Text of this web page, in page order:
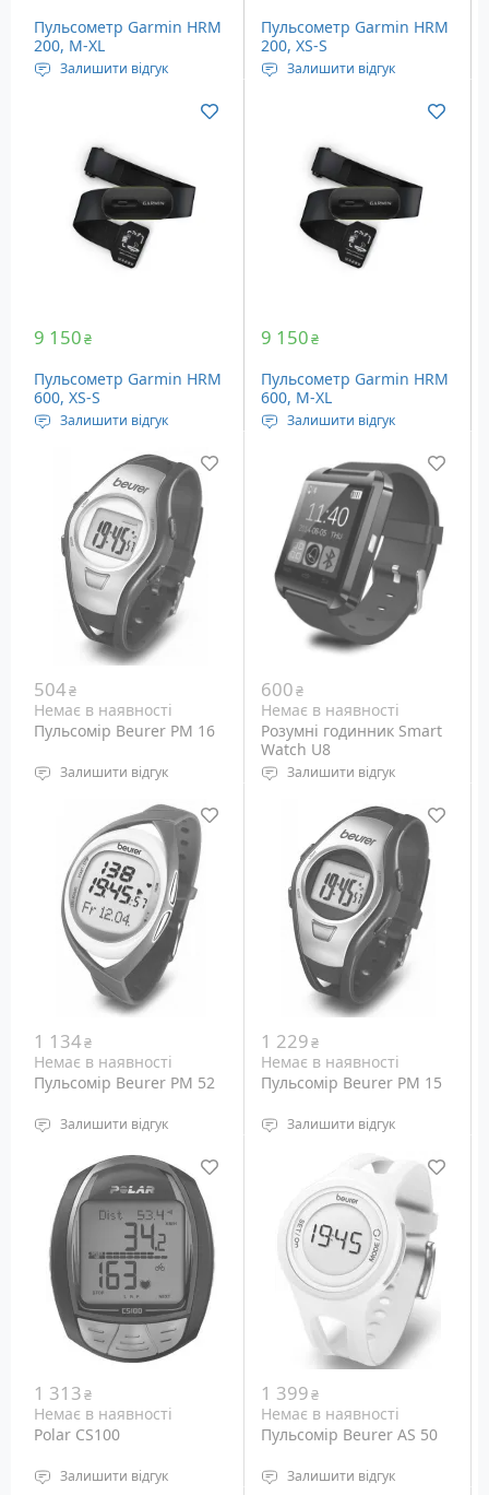
Пульсометр Garmin HRM
200, M-XL
Залишити відгук
Довжина ремінця: 720 –
Бездротове
підключення: Ant+,
Bluetooth 5.0
Батарея: CR2032
Вага: 63 грама
Пульсометр Garmin HRM
200, XS-S
Залишити відгук
Довжина ремінця: 560 –
Бездротове
підключення: Ant+,
Bluetooth
Батарея: CR2032
Вага: 56 грамів
9 150₴
Пульсометр Garmin HRM
600, XS-S
Залишити відгук
Довжина ремінця: 560 –
Бездротове
підключення: Ant+,
Bluetooth
Батарея: Li-Ion
Вага: 61 грам
9 150₴
Пульсометр Garmin HRM
600, M-XL
Залишити відгук
Довжина ремінця: 720 –
1060 мм
Бездротове
підключення: Ant+,
Bluetooth
Батарея: Li-Ion
Вага: 61 грам
504₴
Немає в наявності
Пульсомір Beurer PM 16
Залишити відгук
водонепроникність: до
Підсвічування дисплея:
світлодіодне
Габарити: н.д.
Вага: н.д.
600₴
Немає в наявності
Розумні годинник Smart
Watch U8
Залишити відгук
Екран: 1.48", 128х128
Батарея: 230 мАг
1 134₴
Немає в наявності
Пульсомір Beurer PM 52
Залишити відгук
водонепроникність: до
Підсвічування дисплея:
світлодіодне
Габарити: н.д.
Вага: н.д.
1 229₴
Немає в наявності
Пульсомір Beurer PM 15
Залишити відгук
водонепроникність: до
Підсвічування дисплея:
світлодіодне
Габарити: н.д.
Вага: н.д.
1 313₴
Немає в наявності
Polar CS100
Залишити відгук
1 399₴
Немає в наявності
Пульсомір Beurer AS 50
Залишити відгук